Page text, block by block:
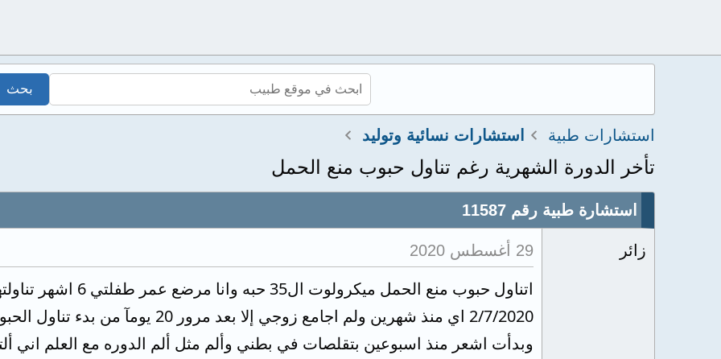
استشارات طبية استشارات نسائية وتوليد
تأخر الدورة الشهرية رغم تناول حبوب منع الحمل
استشارة طبية رقم 11587
زائر 29 أغسطس 2020
اتناول حبوب منع الحمل
2/7/2020 اي منذ شهرين ولم اجامع زوجي
وبدأت اشعر منذ اسبوعين بتقلصات في بطني وألم مثل ألم الدوره مع العلم اني